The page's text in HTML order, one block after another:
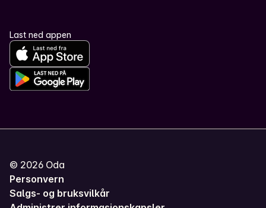
Last ned appen
© 2026 Oda
Personvern
Salgs- og bruksvilkår